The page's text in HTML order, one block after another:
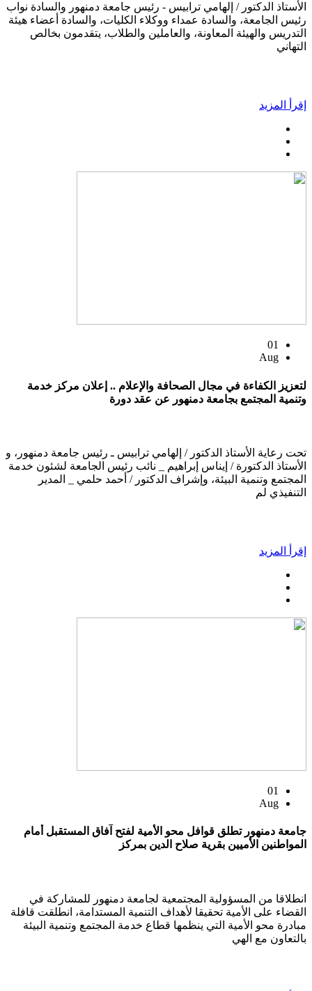
الأستاذ الدكتور / إلهامي ترابيس - رئيس جامعة دمنهور والسادة نواب
رئيس الجامعة، والسادة عمداء ووكلاء الكليات، والسادة أعضاء هيئة
التدريس والهيئة المعاونة، والعاملين والطلاب، يتقدمون بخالص
التهاني
إقرأ المزيد
01
Aug
لتعزيز الكفاءة في مجال الصحافة والإعلام .. إعلان مركز خدمة
وتنمية المجتمع بجامعة دمنهور عن عقد دورة
تحت رعاية الأستاذ الدكتور / إلهامي ترابيس ـ رئيس جامعة دمنهور، و
الأستاذ الدكتورة / إيناس إبراهيم _ نائب رئيس الجامعة لشئون خدمة
المجتمع وتنمية البيئة، وإشراف الدكتور / أحمد حلمي _ المدير
التنفيذي لم
إقرأ المزيد
01
Aug
جامعة دمنهور تطلق قوافل محو الأمية لفتح آفاق المستقبل أمام
المواطنين الأميين بقرية صلاح الدين بمركز
انطلاقا من المسؤولية المجتمعية لجامعة دمنهور للمشاركة في
القضاء على الأمية تحقيقا لأهداف التنمية المستدامة، انطلقت قافلة
مبادرة محو الأمية التي ينظمها قطاع خدمة المجتمع وتنمية البيئة
بالتعاون مع الهي